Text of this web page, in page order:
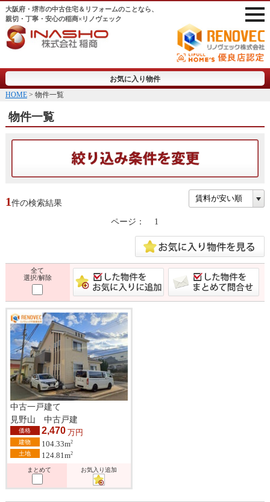
大阪府・堺市の中古住宅＆リフォームのことなら、
親切・丁寧・安心の稲商×リノヴェック
お気に入り物件
HOME> 物件一覧
物件一覧
1件の検索結果
ページ：
1
全て
選択/解除
中古一戸建て
見野山 中古戸建
価格 2,470 万円
建物 104.33m2
土地 124.81m2
まとめて お気入り追加